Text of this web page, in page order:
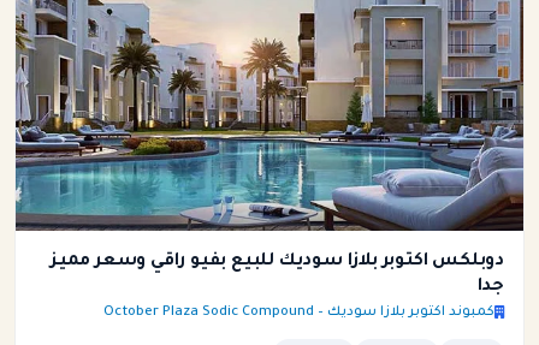
دوبلكس اكتوبر بلازا سوديك للبيع بفيو راقي وسعر مميز
جدا
كمبوند اكتوبر بلازا سوديك – October Plaza Sodic Compound